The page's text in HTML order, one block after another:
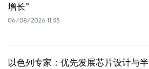
增长”
06/08/2026 11:55
以色列专家：优先发展芯片设计与半